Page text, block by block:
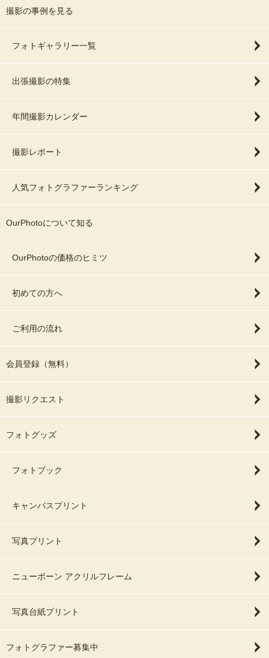
撮影の事例を見る
フォトギャラリー一覧
出張撮影の特集
年間撮影カレンダー
撮影レポート
人気フォトグラファーランキング
OurPhotoについて知る
OurPhotoの価格のヒミツ
初めての方へ
ご利用の流れ
会員登録（無料）
撮影リクエスト
フォトグッズ
フォトブック
キャンバスプリント
写真プリント
ニューボーン アクリルフレーム
写真台紙プリント
フォトグラファー募集中